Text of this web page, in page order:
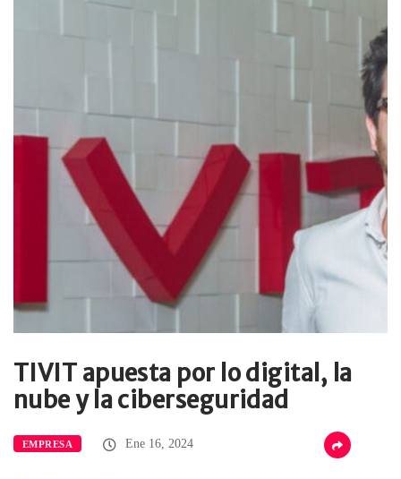
TIVIT apuesta por lo digital, la
nube y la ciberseguridad
EMPRESA Ene 16, 2024